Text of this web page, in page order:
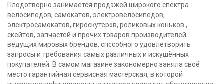
Плодотворно занимается продажей широкого спектра
велосипедов, самокатов, электровелосипедов,
электросамокатов, гироскутеров, роликовых коньков ,
скейтов, запчастей и прочих товаров производителей
ведущих мировых брендов, способного удовлетворить
запросы и требования самых различных и искушённых
покупателей. В самом магазине закономерно заняла своё
место гарантийная сервисная мастерская, в которой